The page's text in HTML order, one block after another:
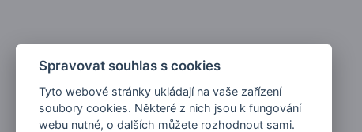
Spravovat souhlas s cookies
Tyto webové stránky ukládají na vaše zařízení
soubory cookies. Některé z nich jsou k fungování
webu nutné, o dalších můžete rozhodnout sami.